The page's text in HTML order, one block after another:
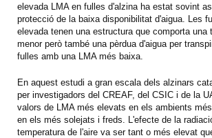
elevada LMA en fulles d'alzina ha estat sovint
protecció de la baixa disponibilitat d'aigua. Les
elevada tenen una estructura que comporta una
menor però també una pèrdua d'aigua per
fulles amb una LMA més baixa.
En aquest estudi a gran escala dels alzinars
per investigadors del CREAF, del CSIC i de la
valors de LMA més elevats en els ambients
en els més solejats i freds. L'efecte de la
temperatura de l'aire va ser tant o més elevat